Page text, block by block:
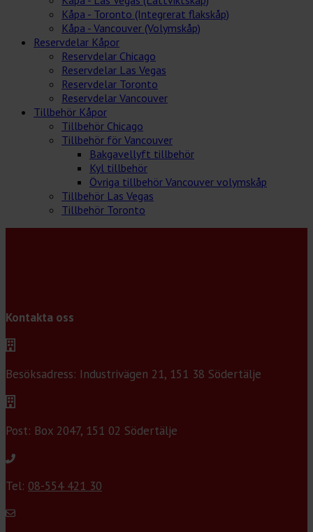
Kåpa - Toronto (Integrerat flakskåp)
Kåpa - Vancouver (Volymskåp)
Reservdelar Kåpor
Reservdelar Chicago
Reservdelar Las Vegas
Reservdelar Toronto
Reservdelar Vancouver
Tillbehör Kåpor
Tillbehör Chicago
Tillbehör för Vancouver
Bakgavellyft tillbehör
Kyl tillbehör
Övriga tillbehör Vancouver volymskåp
Tillbehör Las Vegas
Tillbehör Toronto
Kontakta oss
Besöksadress: Industrivägen 21, 151 38 Södertälje
Post: Box 2047, 151 02 Södertälje
Tel: 08-554 421 30